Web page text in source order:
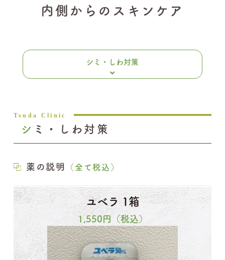
内側からのスキンケア
シミ・しわ対策
シミ・しわ対策
薬の説明 （全て税込）
ユベラ 1箱
1,550円（税込）